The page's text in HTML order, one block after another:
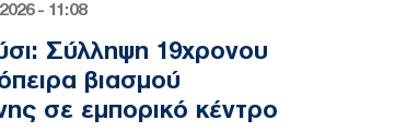
- 11:08
Σύλληψη 19χρονου
βιασμού
σε εμπορικό κέντρο